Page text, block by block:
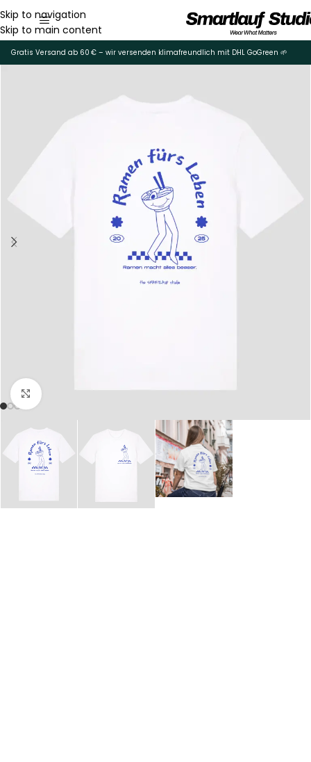
Skip to navigation
Skip to main content
Gratis Versand ab 60 € – wir versenden klimafreundlich mit DHL GoGreen 🌱
Click to enlarge